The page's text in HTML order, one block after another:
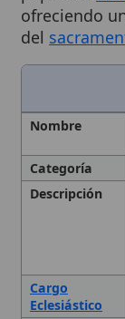
Descripción
Cargo